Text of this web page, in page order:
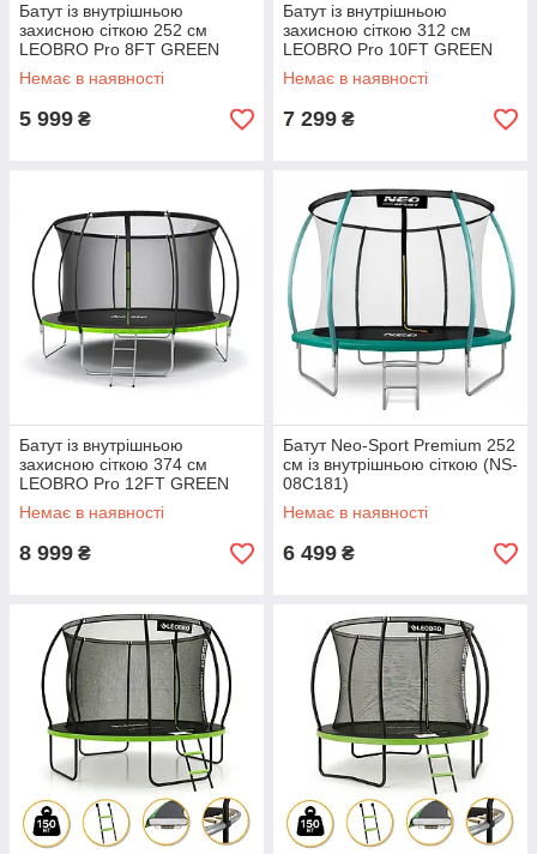
Батут із внутрішньою
захисною сіткою 252 см
LEOBRO Pro 8FT GREEN
Немає в наявності
5 999 ₴
Батут із внутрішньою
захисною сіткою 312 см
LEOBRO Pro 10FT GREEN
Немає в наявності
7 299 ₴
Батут із внутрішньою
захисною сіткою 374 см
LEOBRO Pro 12FT GREEN
Немає в наявності
8 999 ₴
Батут Neo-Sport Premium 252
см із внутрішньою сіткою (NS-
08C181)
Немає в наявності
6 499 ₴